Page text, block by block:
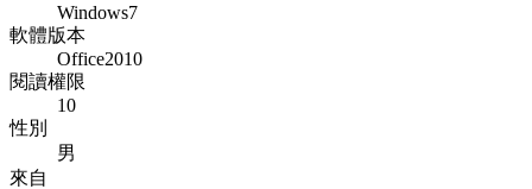
Windows7
軟體版本
Office2010
閱讀權限
10
性別
男
來自